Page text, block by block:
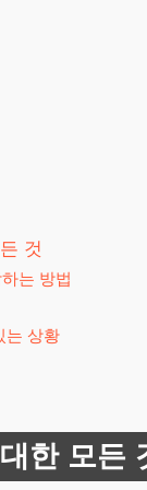
것
는 방법
는 상황
한 모든